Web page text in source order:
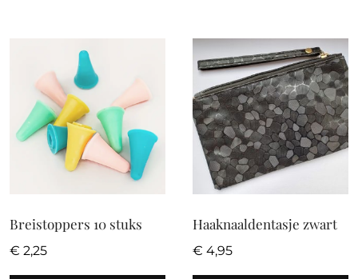
Breistoppers 10 stuks
€ 2,25
Haaknaaldentasje zwart
€ 4,95